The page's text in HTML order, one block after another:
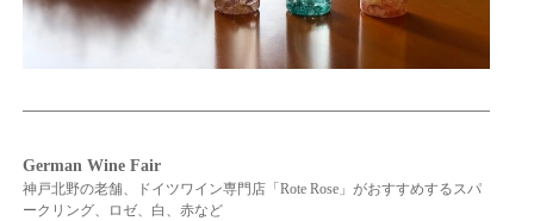
German Wine Fair
神戸北野の老舗、ドイツワイン専門店「Rote Rose」がおすすめするスパ
ークリング、ロゼ、白、赤など